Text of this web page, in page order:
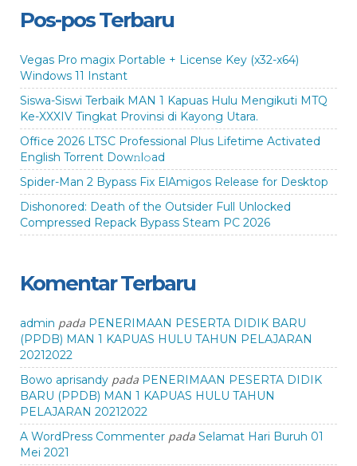
Pos-pos Terbaru
Vegas Pro magix Portable + License Key (x32-x64)
Windows 11 Instant
Siswa-Siswi Terbaik MAN 1 Kapuas Hulu Mengikuti MTQ
Ke-XXXIV Tingkat Provinsi di Kayong Utara.
Office 2026 LTSC Professional Plus Lifetime Activated
English Torrent Dow𝚗l𝚘аd
Spider-Man 2 Bypass Fix ElAmigos Release for Desktop
Dishonored: Death of the Outsider Full Unlocked
Compressed Repack Bypass Steam PC 2026
Komentar Terbaru
admin pada PENERIMAAN PESERTA DIDIK BARU
(PPDB) MAN 1 KAPUAS HULU TAHUN PELAJARAN
20212022
Bowo aprisandy pada PENERIMAAN PESERTA DIDIK
BARU (PPDB) MAN 1 KAPUAS HULU TAHUN
PELAJARAN 20212022
A WordPress Commenter pada Selamat Hari Buruh 01
Mei 2021